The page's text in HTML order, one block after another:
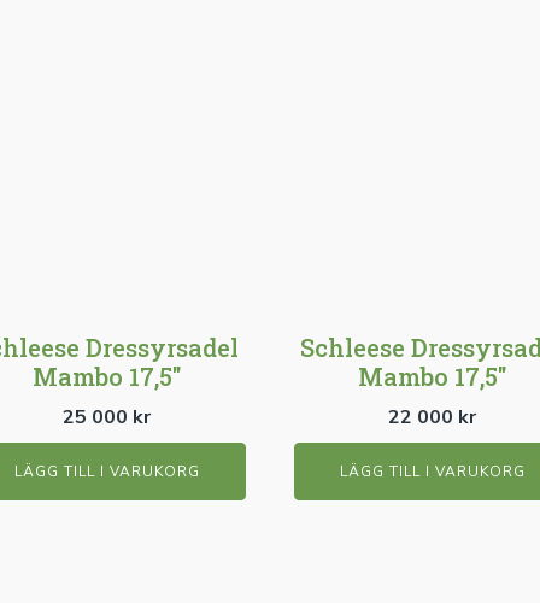
Dressyrsadel
Mambo 17,5"
25 000 kr
LÄGG TILL I VARUKORG
Schleese
Mambo 17,5"
22 000 kr
LÄGG TILL I VARUKORG